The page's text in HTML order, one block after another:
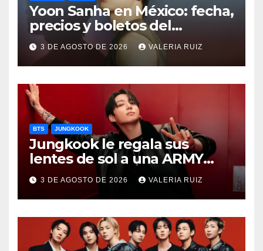
Yoon Sanha en México: fecha,
precios y boletos del
FANCON
3 DE AGOSTO DE 2026 VALERIA RUIZ
BTS JUNGKOOK
Jungkook le regala sus
lentes de sol a una ARMY
durante concierto de BTS
3 DE AGOSTO DE 2026 VALERIA RUIZ